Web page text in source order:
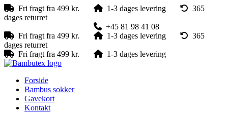
Videre
til
Fri fragt fra 499 kr. 1-3 dages levering
365
dages returret
+45 81 98 41 08
Fri fragt fra 499 kr.
1-3 dages levering
365
dages returret
Fri fragt fra 499 kr.
1-3 dages levering
Forside
Bambus sokker
Gavekort
Kontakt